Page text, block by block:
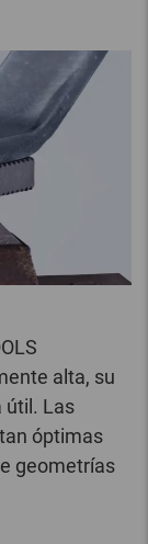
alta, su
útil. Las
óptimas
geometrías